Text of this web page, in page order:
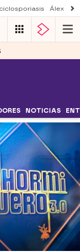
Álex
NOTICIAS